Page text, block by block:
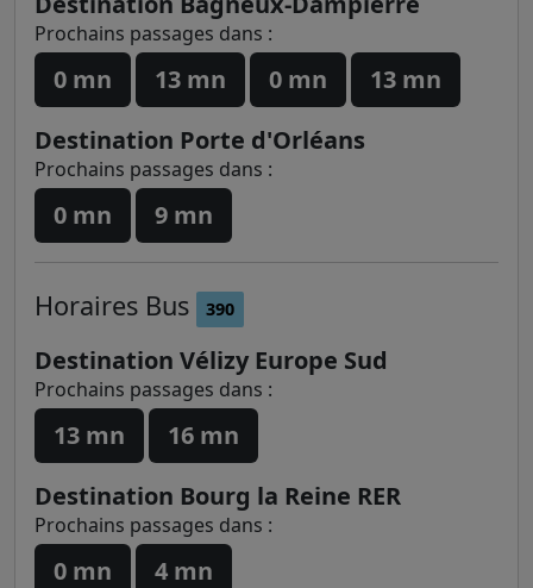
Prochains passages dans :
0 mn 13 mn 0 mn
13 mn
Destination Porte d'Orléans
Prochains passages dans :
0 mn 9 mn
Horaires Bus 390
Destination Vélizy Europe Sud
Prochains passages dans :
13 mn
16 mn
Destination Bourg la Reine RER
Prochains passages dans :
0 mn 4 mn